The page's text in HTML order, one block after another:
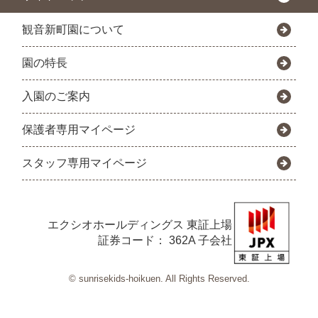
観音新町園について
園の特長
入園のご案内
保護者専用マイページ
スタッフ専用マイページ
エクシオホールディングス 東証上場
証券コード： 362A 子会社
© sunrisekids-hoikuen. All Rights Reserved.